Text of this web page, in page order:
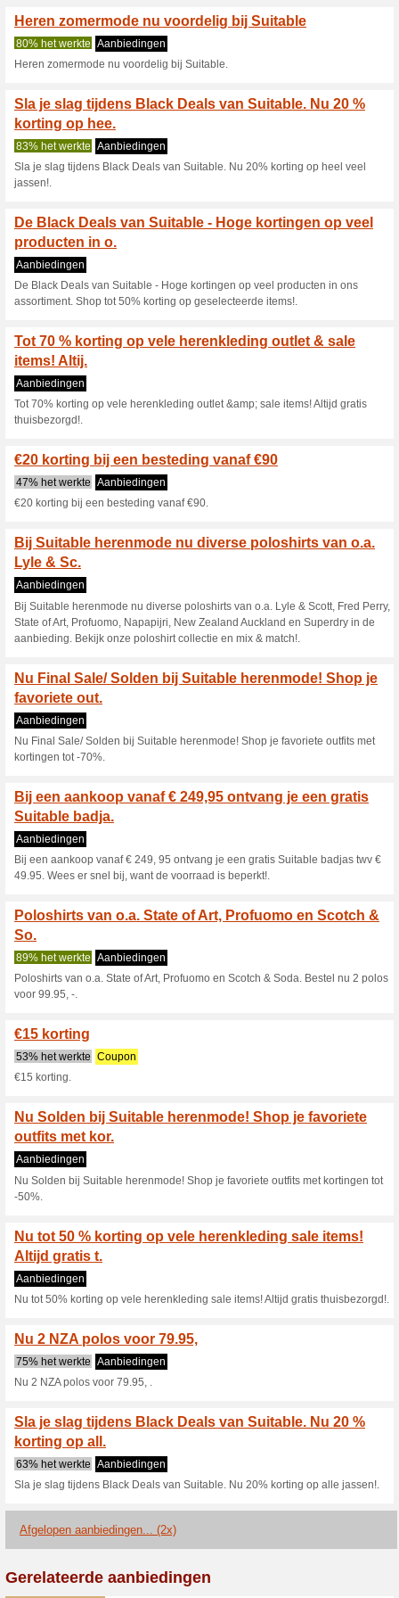
Huidige kortingen
Bespaar minimaal 5
Suitable web
100% het werkte
Opzoek naar wat nette
Suitable outlet vind je heel
meer met al gauw €15
Krijg tot wel €120
Suitabl
100% het werkte
Krijg tot wel €120 korting op
korting op de dagaanbieding
€120.
Nu 2 Suitable
53% het werkte
Nu 2 Suitable Poloshirts voor
Nu kortingen tot -70
Nu kortingen tot -70% op
Heren zomermode
80% het werkte
Heren zomermode nu
Sla je slag tijdens
korting op hee.